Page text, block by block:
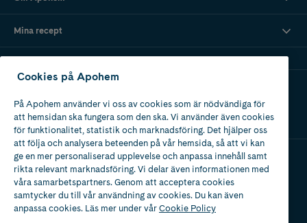
Mina recept
Apotek med tillstånd
av Läkemedelsverket
Cookies på Apohem
På Apohem använder vi oss av cookies som är nödvändiga för
att hemsidan ska fungera som den ska. Vi använder även cookies
för funktionalitet, statistik och marknadsföring. Det hjälper oss
att följa och analysera beteenden på vår hemsida, så att vi kan
ge en mer personaliserad upplevelse och anpassa innehåll samt
rikta relevant marknadsföring. Vi delar även informationen med
våra samarbetspartners. Genom att acceptera cookies
samtycker du till vår användning av cookies. Du kan även
anpassa cookies. Läs mer under vårCookie Policy